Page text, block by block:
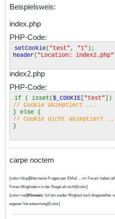
Beispielsweis:
index.php
PHP-Code:
setCookie( "test", "1" );
header( "Location: index2.php"
index2.php
PHP-Code:
if ( isset($_COOKIE "test" ])
// Cookie akzeptiert ...
} else {
// Cookie nicht akzeptiert
}
carpe noctem
[color=blue]Bitte keine Fragen per EMail ... im Forum haben
Foren-Mitgliedern in der Regel eh nicht![/color]
[color=red] Hinweis: Ich bin weder Mitglied noch Angestellter
eigener Verantwortung![/color]